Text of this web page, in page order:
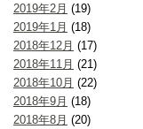
2019年2月 (19)
2019年1月 (18)
2018年12月 (17)
2018年11月 (21)
2018年10月 (22)
2018年9月 (18)
2018年8月 (20)